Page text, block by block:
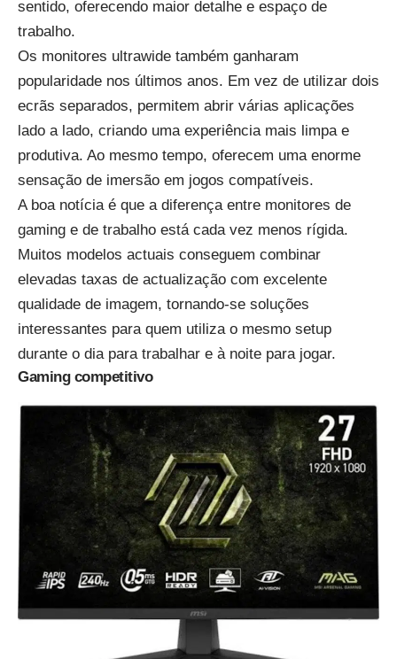
sentido, oferecendo maior detalhe e espaço de
trabalho.
Os monitores ultrawide também ganharam
popularidade nos últimos anos. Em vez de utilizar dois
ecrãs separados, permitem abrir várias aplicações
lado a lado, criando uma experiência mais limpa e
produtiva. Ao mesmo tempo, oferecem uma enorme
sensação de imersão em jogos compatíveis.
A boa notícia é que a diferença entre monitores de
gaming e de trabalho está cada vez menos rígida.
Muitos modelos actuais conseguem combinar
elevadas taxas de actualização com excelente
qualidade de imagem, tornando-se soluções
interessantes para quem utiliza o mesmo setup
durante o dia para trabalhar e à noite para jogar.
Gaming competitivo